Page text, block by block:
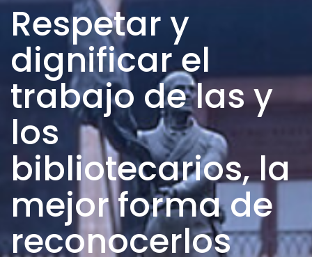
Respetar y
dignificar el
trabajo de las y
los
bibliotecarios, la
mejor forma de
reconocerlos